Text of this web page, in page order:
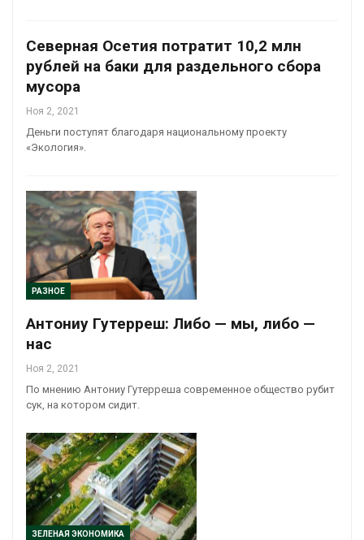
Северная Осетия потратит 10,2 млн
рублей на баки для раздельного сбора
мусора
Ноя 2, 2021
Деньги поступят благодаря национальному проекту
«Экология».
РАЗНОЕ
Антониу Гутерреш: Либо — мы, либо —
нас
Ноя 2, 2021
По мнению Антониу Гутерреша современное общество рубит
сук, на котором сидит.
ЗЕЛЕНАЯ ЭКОНОМИКА